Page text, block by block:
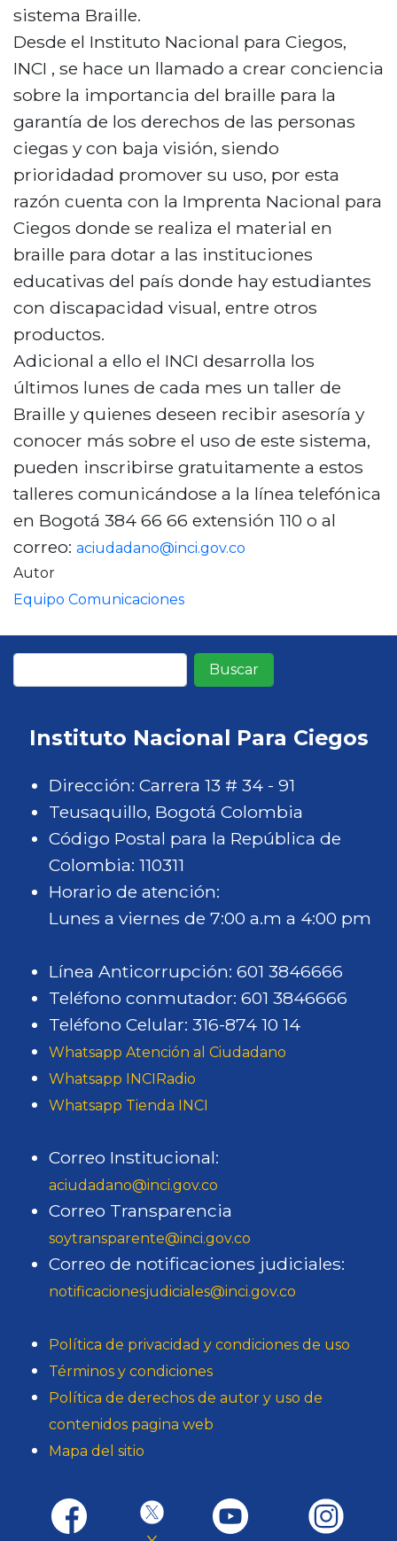
sistema Braille.
Desde el Instituto Nacional para Ciegos,
INCI , se hace un llamado a crear conciencia
sobre la importancia del braille para la
garantía de los derechos de las personas
ciegas y con baja visión, siendo
prioridadad promover su uso, por esta
razón cuenta con la Imprenta Nacional para
Ciegos donde se realiza el material en
braille para dotar a las instituciones
educativas del país donde hay estudiantes
con discapacidad visual, entre otros
productos.
Adicional a ello el INCI desarrolla los
últimos lunes de cada mes un taller de
Braille y quienes deseen recibir asesoría y
conocer más sobre el uso de este sistema,
pueden inscribirse gratuitamente a estos
talleres comunicándose a la línea telefónica
en Bogotá 384 66 66 extensión 110 o al
correo: aciudadano@inci.gov.co
Autor
Equipo Comunicaciones
Instituto Nacional Para Ciegos
Dirección: Carrera 13 # 34 - 91
Teusaquillo, Bogotá Colombia
Código Postal para la República de
Colombia: 110311
Horario de atención:
Lunes a viernes de 7:00 a.m a 4:00 pm
Línea Anticorrupción: 601 3846666
Teléfono conmutador: 601 3846666
Teléfono Celular: 316-874 10 14
Whatsapp Atención al Ciudadano
Whatsapp INCIRadio
Whatsapp Tienda INCI
Correo Institucional:
aciudadano@inci.gov.co
Correo Transparencia
soytransparente@inci.gov.co
Correo de notificaciones judiciales:
notificacionesjudiciales@inci.gov.co
Política de privacidad y condiciones de uso
Términos y condiciones
Política de derechos de autor y uso de
contenidos pagina web
Mapa del sitio